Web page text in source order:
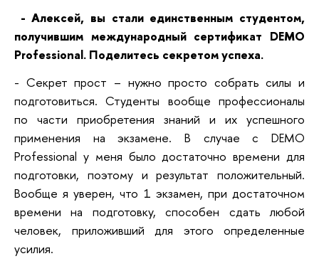
- Алексей, вы стали единственным студентом,
получившим международный сертификат DEMO
Professional. Поделитесь секретом успеха.
- Секрет прост – нужно просто собрать силы и
подготовиться. Студенты вообще профессионалы
по части приобретения знаний и их успешного
применения на экзамене. В случае с DEMO
Professional у меня было достаточно времени для
подготовки, поэтому и результат положительный.
Вообще я уверен, что 1 экзамен, при достаточном
времени на подготовку, способен сдать любой
человек, приложивший для этого определенные
усилия.